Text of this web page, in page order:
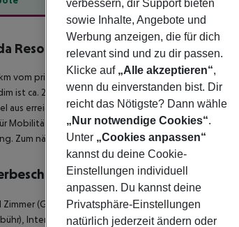
Resort by Wyndham Akbuk
km vom privaten Sandstrand entfernt liegt das Hotel
ist ca. 20 km entfernt (Kusadasi ca. 75 km).
aus erreichbar: Sapli Island (ca. 5 km), Apollon Temple
Mobilität sorgt ein Mietwagen-Verleih. Der
Zum nächsten Strand wird ein kostenloses Shuttle
Zimmer (Gartenblick, Balkon): Mit Extrabett
Internet (kostenlos), Safe (kostenlos) und
verbessern, dir Support bieten
sowie Inhalte, Angebote und
Werbung anzeigen, die für dich
relevant sind und zu dir passen.
Klicke auf „Alle akzeptieren“,
wenn du einverstanden bist. Dir
reicht das Nötigste? Dann wähle
„Nur notwendige Cookies“.
Unter „Cookies anpassen“
kannst du deine Cookie-
Einstellungen individuell
anpassen. Du kannst deine
Privatsphäre-Einstellungen
natürlich jederzeit ändern oder